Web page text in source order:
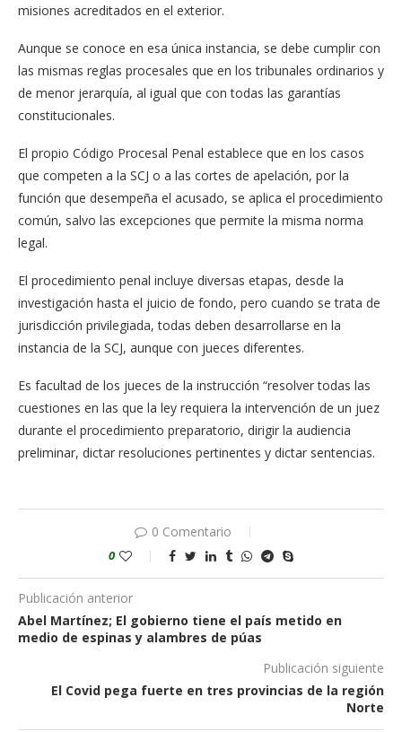
misiones acreditados en el exterior.
Aunque se conoce en esa única instancia, se debe cumplir con
las mismas reglas procesales que en los tribunales ordinarios y
de menor jerarquía, al igual que con todas las garantías
constitucionales.
El propio Código Procesal Penal establece que en los casos
que competen a la SCJ o a las cortes de apelación, por la
función que desempeña el acusado, se aplica el procedimiento
común, salvo las excepciones que permite la misma norma
legal.
El procedimiento penal incluye diversas etapas, desde la
investigación hasta el juicio de fondo, pero cuando se trata de
jurisdicción privilegiada, todas deben desarrollarse en la
instancia de la SCJ, aunque con jueces diferentes.
Es facultad de los jueces de la instrucción “resolver todas las
cuestiones en las que la ley requiera la intervención de un juez
durante el procedimiento preparatorio, dirigir la audiencia
preliminar, dictar resoluciones pertinentes y dictar sentencias.
0 Comentario
0
Publicación anterior
Abel Martínez; El gobierno tiene el país metido en
medio de espinas y alambres de púas
Publicación siguiente
El Covid pega fuerte en tres provincias de la región
Norte